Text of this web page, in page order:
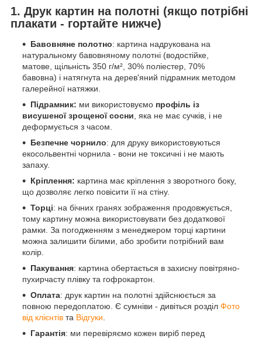
1. Друк картин на полотні (якщо потрібні
плакати - гортайте нижче)
Бавовняне полотно: картина надрукована на
натуральному бавовняному полотні (водостійке,
матове, щільність 350 г/м², 30% поліестер, 70%
бавовна) і натягнута на дерев'яний підрамник методом
галерейної натяжки.
Підрамник: ми використовуємо профіль із
висушеної зрощеної сосни, яка не має сучків, і не
деформується з часом.
Безпечне чорнило: для друку використовуються
екосольвентні чорнила - вони не токсичні і не мають
запаху.
Кріплення: картина має кріплення з зворотного боку,
що дозволяє легко повісити її на стіну.
Торці: на бічних гранях зображення продовжується,
тому картину можна використовувати без додаткової
рамки. За погодженням з менеджером торці картини
можна залишити білими, або зробити потрібний вам
колір.
Пакування: картина обертається в захисну повітряно-
пухирчасту плівку та гофрокартон.
Оплата: друк картин на полотні здійснюється за
повною передоплатою. Є сумніви - дивіться розділ Фото
від клієнтів та Відгуки.
Гарантія: ми перевіряємо кожен виріб перед